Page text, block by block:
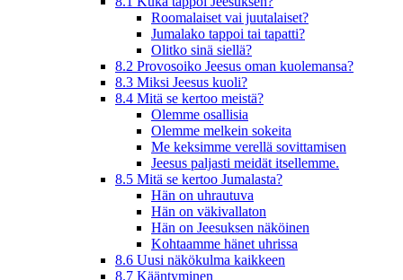
Roomalaiset vai juutalaiset?
Jumalako tappoi tai tapatti?
Olitko sinä siellä?
8.2 Provosoiko Jeesus oman kuolemansa?
8.3 Miksi Jeesus kuoli?
8.4 Mitä se kertoo meistä?
Olemme osallisia
Olemme melkein sokeita
Me keksimme verellä sovittamisen
Jeesus paljasti meidät itsellemme.
8.5 Mitä se kertoo Jumalasta?
Hän on uhrautuva
Hän on väkivallaton
Hän on Jeesuksen näköinen
Kohtaamme hänet uhrissa
8.6 Uusi näkökulma kaikkeen
8.7 Kääntyminen